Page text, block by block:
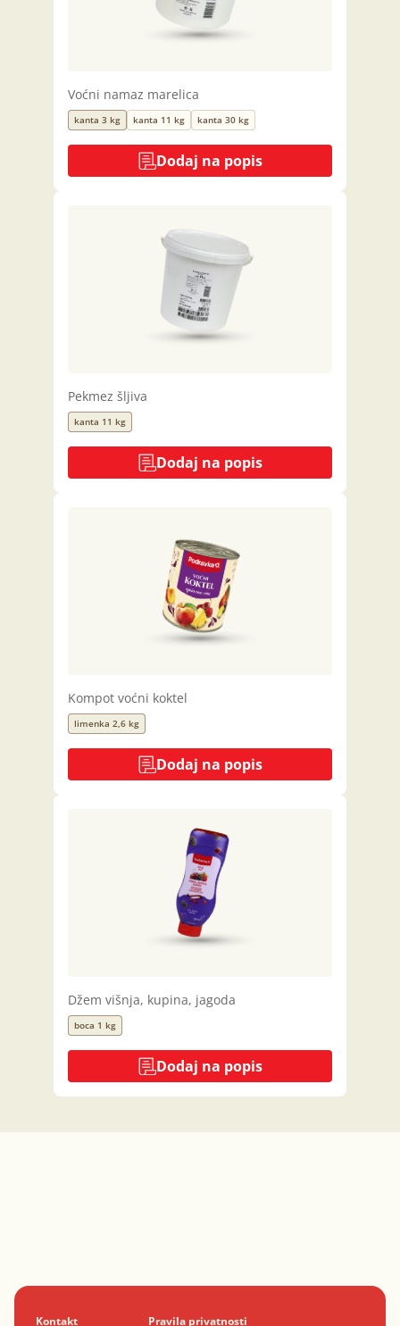
Voćni namaz marelica
kanta 3 kg kanta 11 kg kanta 30 kg
Dodaj na popis
Pekmez šljiva
kanta 11 kg
Dodaj na popis
Kompot voćni koktel
limenka 2,6 kg
Dodaj na popis
Džem višnja, kupina, jagoda
boca 1 kg
Dodaj na popis
Kontakt Pravila privatnosti